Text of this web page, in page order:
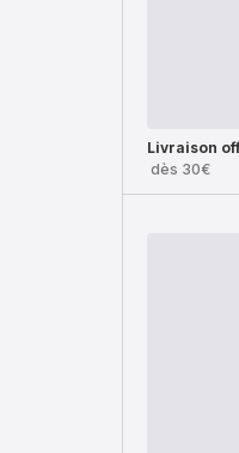
Livraison
dès 30€